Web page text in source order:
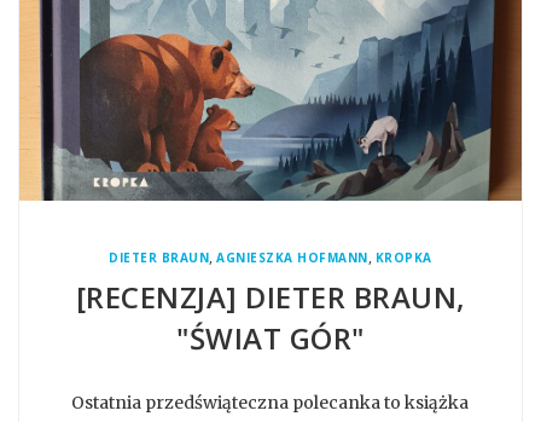
DIETER BRAUN,AGNIESZKA HOFMANN, KROPKA
[RECENZJA] DIETER BRAUN,
"ŚWIAT GÓR"
Ostatnia przedświąteczna polecanka to książka